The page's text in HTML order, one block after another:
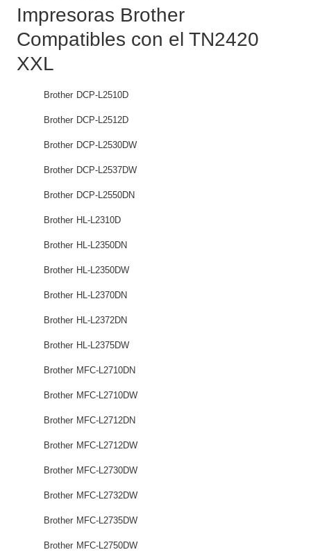
Impresoras Brother
Compatibles con el TN2420
XXL
Brother DCP-L2510D
Brother DCP-L2512D
Brother DCP-L2530DW
Brother DCP-L2537DW
Brother DCP-L2550DN
Brother HL-L2310D
Brother HL-L2350DN
Brother HL-L2350DW
Brother HL-L2370DN
Brother HL-L2372DN
Brother HL-L2375DW
Brother MFC-L2710DN
Brother MFC-L2710DW
Brother MFC-L2712DN
Brother MFC-L2712DW
Brother MFC-L2730DW
Brother MFC-L2732DW
Brother MFC-L2735DW
Brother MFC-L2750DW